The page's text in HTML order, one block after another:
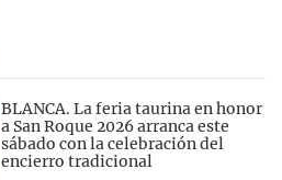
BLANCA. La feria taurina en honor
a San Roque 2026 arranca este
sábado con la celebración del
encierro tradicional